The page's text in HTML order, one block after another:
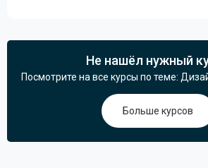
Не нашёл нужный
Посмотрите на все курсы по теме:
Больше курсов